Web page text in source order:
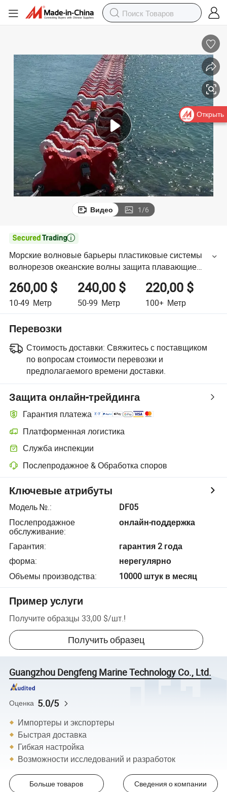
Видео 1/6

Морские волновые барьеры пластиковые системы
волнорезов океанские волны защита плавающие
защитные барьеры
260,00 $
10-49 Метр
240,00 $
50-99 Метр
220,00 $
100+ Метр
Перевозки
Стоимость доставки: Свяжитесь с поставщиком
по вопросам стоимости перевозки и
предполагаемого времени доставки.
Защита онлайн-трейдинга
Гарантия платежа
Платформенная логистика
Служба инспекции
Послепродажное & Обработка споров
Ключевые атрибуты
Модель №.:
DF05
Послепродажное
обслуживание:
онлайн-поддержка
Гарантия:
гарантия 2 года
форма:
нерегулярно
Объемы производства: 10000 штук в месяц
Пример услуги
Получите образцы 33,00 $/шт.!
Получить образец
Guangzhou Dengfeng Marine Technology Co., Ltd.
Оценка 5.0/5
Импортеры и экспортеры
Быстрая доставка
Гибкая настройка
Возможности исследований и разработок
Больше товаров Сведения о компании
Открыть